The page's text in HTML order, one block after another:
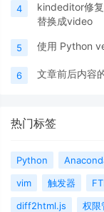
4
kindeditor修
替换成video
5 使用 Python
6 文章前后内容
热门标签
Python
vim
触发器
diff2html.js
权限